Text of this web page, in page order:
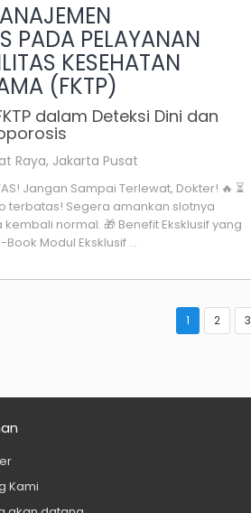
PADA PELAYANAN
KESEHATAN
(FKTP)
dalam Deteksi Dini dan
Raya, Jakarta Pusat
Jangan Sampai Terlewat, Dokter! 🔥 ⏳
terbatas! Segera amankan slotnya
normal. 🎁 Benefit Eksklusif yang
Modul Eksklusif ...
1 2 3
Kami